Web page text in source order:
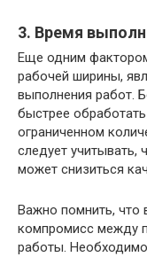
3. Время
Еще одним
рабочей ширины,
выполнения работ.
быстрее
ограниченном
следует учитывать,
может снизиться
Важно помнить,
компромисс между
работы.